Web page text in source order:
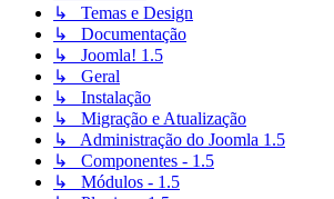
↳ Temas e Design
↳ Documentação
↳ Joomla! 1.5
↳ Geral
↳ Instalação
↳ Migração e Atualização
↳ Administração do Joomla 1.5
↳ Componentes - 1.5
↳ Módulos - 1.5